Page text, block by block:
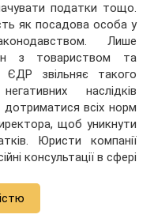
податки тощо.
як посадова особа у
Лише
з товариством та
ЄДР звільняє такого
наслідків
всіх норм
щоб уникнути
Юристи компанії
консультації в сфері